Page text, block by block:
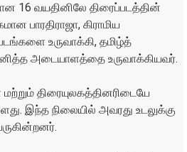
16 வயதினிலே திரைப்படத்தின்
பாரதிராஜா, கிராமிய
உருவாக்கி, தமிழ்த்
அடையாளத்தை உருவாக்கியவர்.
திரையுலகத்தினரிடையே
இந்த நிலையில் அவரது உடலுக்கு